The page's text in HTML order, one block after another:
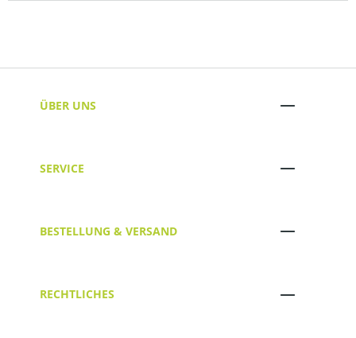
ÜBER UNS
SERVICE
BESTELLUNG & VERSAND
RECHTLICHES